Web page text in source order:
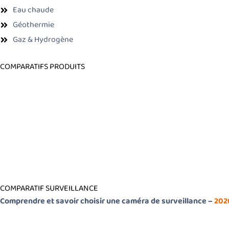
Eau chaude
Géothermie
Gaz & Hydrogène
COMPARATIFS PRODUITS
COMPARATIF SURVEILLANCE
Comprendre et savoir choisir une caméra de surveillance –